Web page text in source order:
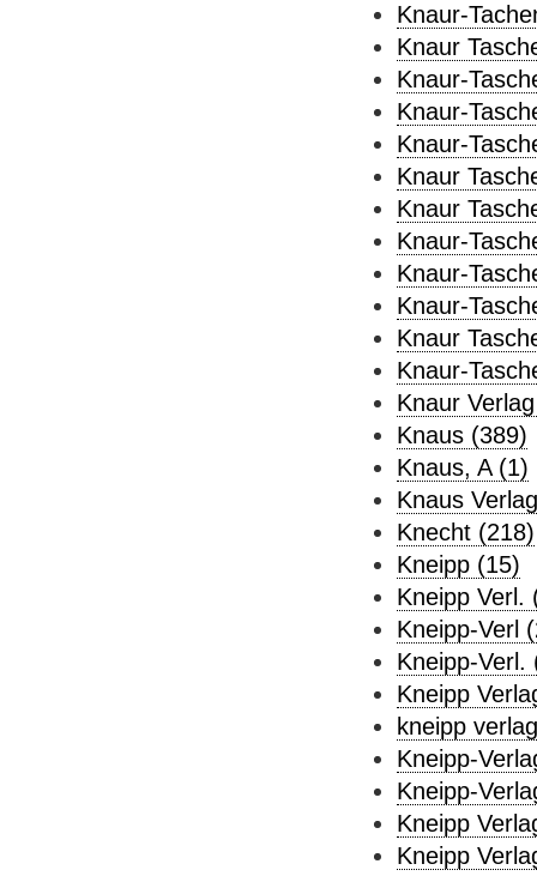
Knaur-
Knaur
Knaur-
Knaur-
Knaur-
Knaur
Knaur
Knaur-
Knaur-
Knaur-
Knaur
Knaur-
Knaur
Knaus (389)
Knaus, A (1)
Knaus
Knecht (218)
Kneipp (15)
Kneipp Verl.
Kneipp-Verl
Kneipp-Verl.
Kneipp
kneipp
Kneipp-
Kneipp-
Kneipp
Kneipp